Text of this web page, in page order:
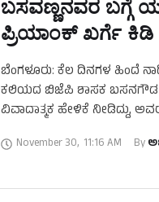
ಬಸವಣ್ಣನವರ ಬಗ್ಗೆ
ಪ್ರಿಯಾಂಕ್‌ ಖರ್ಗೆ ಕಿಡಿ
ಬೆಂಗಳೂರು: ಕೆಲ ದಿನಗಳ ಹಿಂದೆ
ಕಲಿಯದ ಬಿಜೆಪಿ ಶಾಸಕ ಬಸನಗೌಡ
ವಿವಾದಾತ್ಮಕ ಹೇಳಿಕೆ ನೀಡಿದ್ದು,
November 30, 11:16 AM By